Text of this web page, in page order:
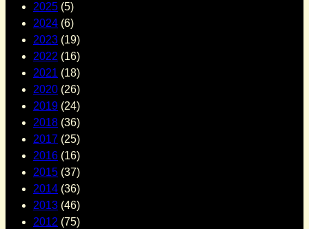
2025 (5)
2024 (6)
2023 (19)
2022 (16)
2021 (18)
2020 (26)
2019 (24)
2018 (36)
2017 (25)
2016 (16)
2015 (37)
2014 (36)
2013 (46)
2012 (75)